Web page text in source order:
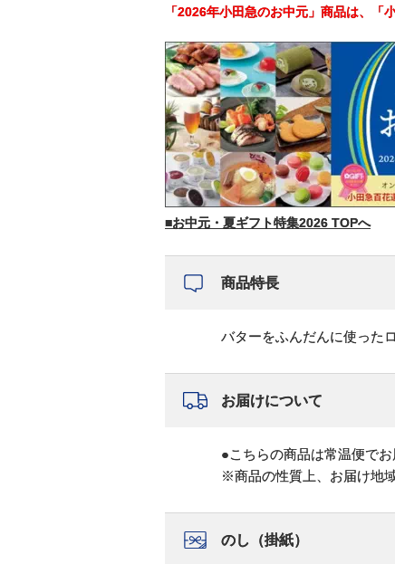
「2026年小田急のお中元」商品は、
■お中元・夏ギフト特集2026 TOPへ
商品特長
バターをふんだんに使った
お届けについて
●こちらの商品は常温便でお
※商品の性質上、お届け地
のし（掛紙）